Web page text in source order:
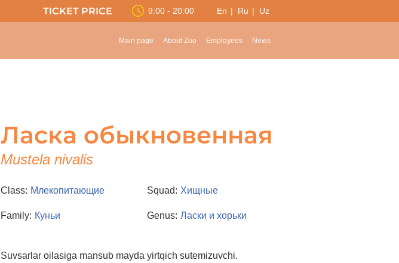
TICKET PRICE 9:00 - 20:00 En Ru Uz
Main page About Zoo Employees News
Ласка обыкновенная
Mustela nivalis
Class: Млекопитающие Squad: Хищные
Family: Куньи Genus: Ласки и хорьки
Suvsarlar oilasiga mansub mayda yirtqich sutemizuvchi.